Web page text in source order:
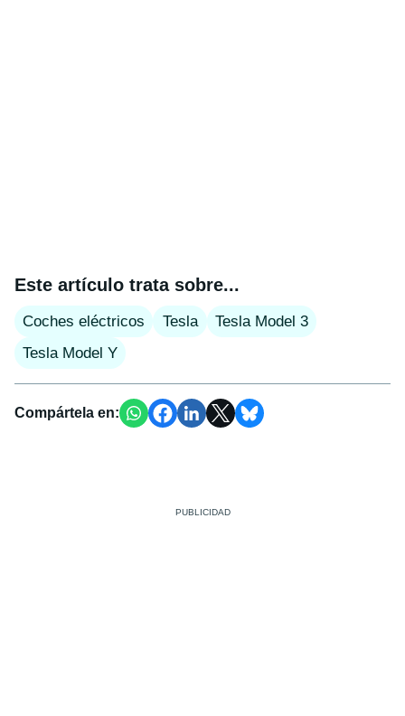
Este artículo trata sobre...
Coches eléctricos Tesla
Tesla Model 3
Tesla Model Y
Compártela en: